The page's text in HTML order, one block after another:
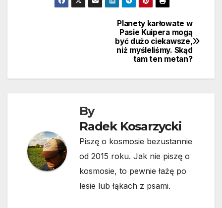
Planety karłowate w
Pasie Kuipera mogą
być dużo ciekawsze,
niż myśleliśmy. Skąd
tam ten metan?
By
Radek Kosarzycki
Piszę o kosmosie bezustannie
od 2015 roku. Jak nie piszę o
kosmosie, to pewnie łażę po
lesie lub łąkach z psami.